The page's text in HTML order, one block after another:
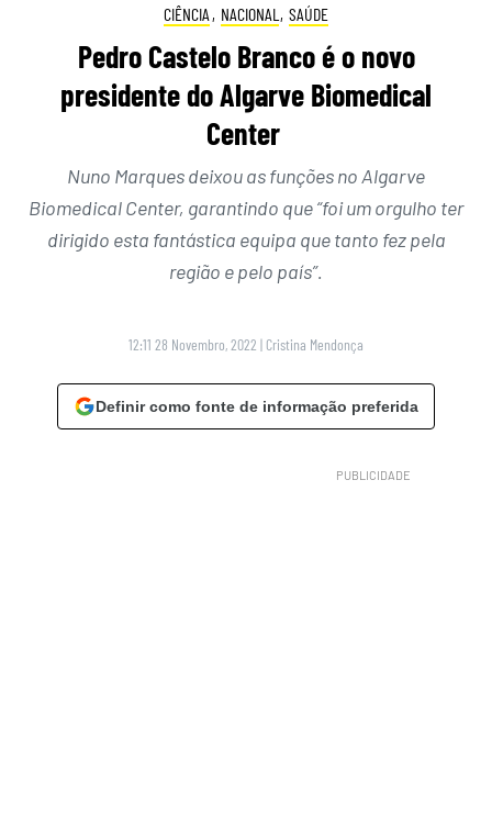
CIÊNCIA , NACIONAL , SAÚDE
Pedro Castelo Branco é o novo
presidente do Algarve Biomedical
Center
Nuno Marques deixou as funções no Algarve
Biomedical Center, garantindo que “foi um orgulho ter
dirigido esta fantástica equipa que tanto fez pela
região e pelo país”.
12:11 28 Novembro, 2022 | Cristina Mendonça
Definir como fonte de informação preferida